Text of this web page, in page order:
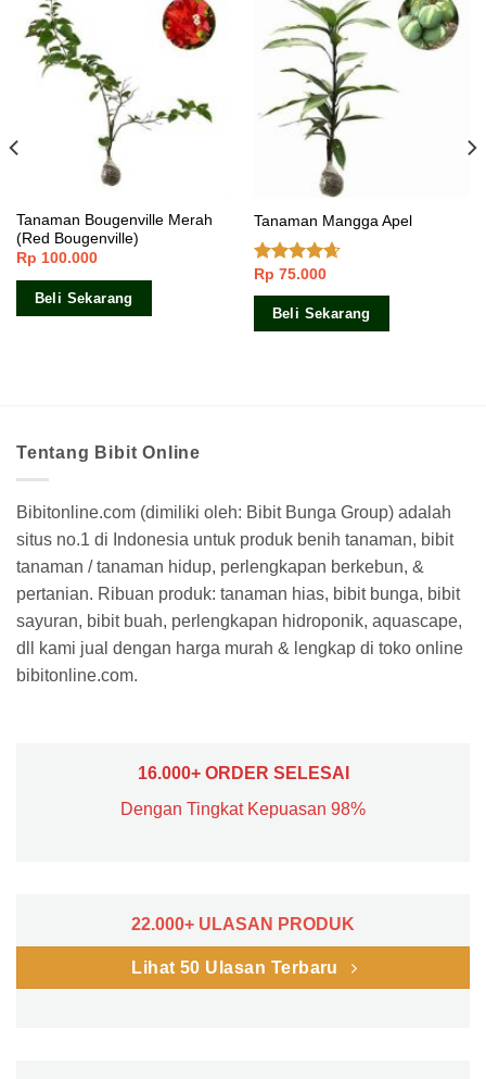
Tanaman Bougenville Merah
(Red Bougenville)
Rp 100.000
Beli Sekarang
Tanaman Mangga Apel
Dinilai
4.33dari
Rp 75.000
Beli Sekarang
Tentang Bibit Online
Bibitonline.com (dimiliki oleh: Bibit Bunga Group) adalah
situs no.1 di Indonesia untuk produk benih tanaman, bibit
tanaman / tanaman hidup, perlengkapan berkebun, &
pertanian. Ribuan produk: tanaman hias, bibit bunga, bibit
sayuran, bibit buah, perlengkapan hidroponik, aquascape,
dll kami jual dengan harga murah & lengkap di toko online
bibitonline.com.
16.000+ ORDER SELESAI
Dengan Tingkat Kepuasan 98%
22.000+ ULASAN PRODUK
Lihat 50 Ulasan Terbaru